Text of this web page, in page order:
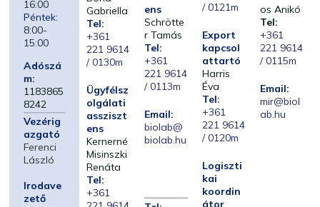
16:00
Péntek:
8:00-
15:00
Adószá
m:
1183865
8242
Vezérig
azgató
Ferenci
László
Irodave
zető
Gabriella
Tel:
+361
221 9614
/ 0130m
Ügyfélsz
olgálati
assziszt
ens
Kernerné
Misinszki
Renáta
Tel:
+361
ens
Schrötte
r Tamás
Tel:
+361
221 9614
/ 0113m
Email:
biolab@
biolab.hu
/ 0121m
Export
kapcsol
attartó
Harris
Éva
Tel:
+361
221 9614
/ 0120m
Logiszti
kai
koordin
os Anikó
Tel:
+361
221 9614
/ 0115m
Email:
mir@biol
ab.hu